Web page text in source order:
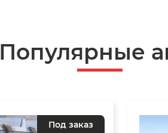
Популярные
Под заказ